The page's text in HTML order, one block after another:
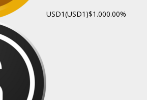
USD1(USD1)$1.000.00%